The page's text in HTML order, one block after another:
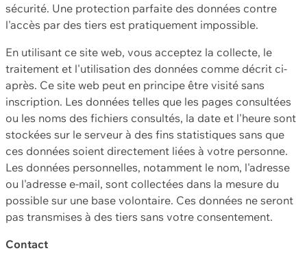
sécurité. Une protection parfaite des données contre
l'accès par des tiers est pratiquement impossible.
En utilisant ce site web, vous acceptez la collecte, le
traitement et l'utilisation des données comme décrit ci-
après. Ce site web peut en principe être visité sans
inscription. Les données telles que les pages consultées
ou les noms des fichiers consultés, la date et l'heure sont
stockées sur le serveur à des fins statistiques sans que
ces données soient directement liées à votre personne.
Les données personnelles, notamment le nom, l'adresse
ou l'adresse e-mail, sont collectées dans la mesure du
possible sur une base volontaire. Ces données ne seront
pas transmises à des tiers sans votre consentement.
Contact